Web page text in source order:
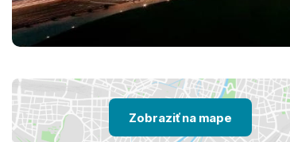
Zobraziť na mape